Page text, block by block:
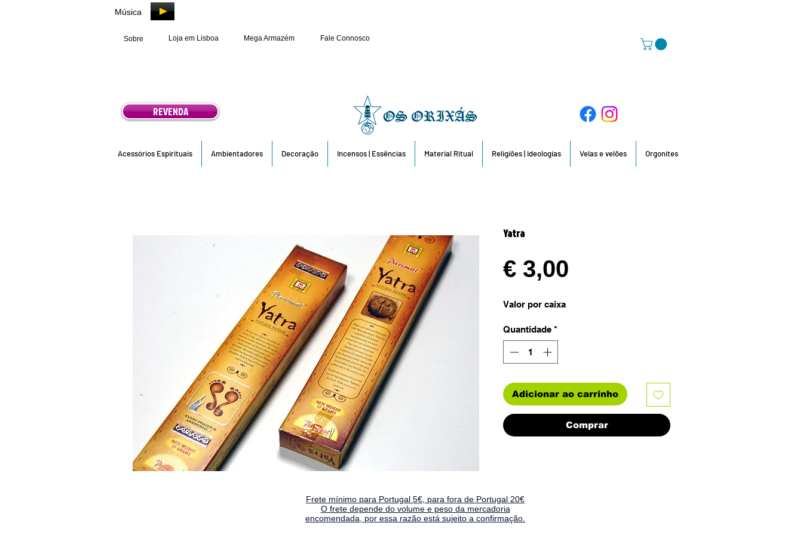
Música
Sobre Loja em Lisboa Mega Armazém Fale Connosco
REVENDA
Acessórios Espirituais Ambientadores Decoração Incensos | Essências Material Ritual Religiões | Ideologias Velas e velões Orgonites
Yatra
€ 3,00
Valor por caixa
Quantidade *
Adicionar ao carrinho
Comprar
Frete mínimo para Portugal 5€, para fora de Portugal 20€
O frete depende do volume e peso da mercadoria
encomendada, por essa razão está sujeito a confirmação.